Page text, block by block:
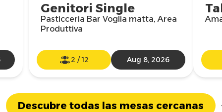
Genitori Single
Pasticceria Bar Voglia matta, Area
Produttiva
2 /12 Aug 8, 2026
Descubre todas las mesas cercanas